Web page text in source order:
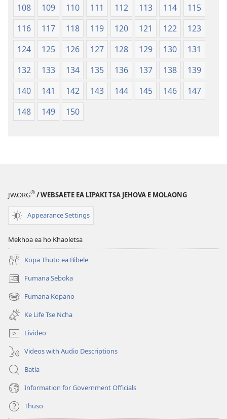
108
109 110 111 112 113 114
115
116
117 118 119 120 121 122
123
124
125 126 127 128 129 130
131
132
133 134 135 136 137 138
139
140
141 142 143 144 145 146
147
148
149 150
JW.ORG® / WEBSAETE EA LIPAKI TSA JEHOVA E MOLAONG
Appearance Settings
Mekhoa ea ho Khaoletsa
Kōpa Thuto ea Bibele
Fumana Seboka
(opens
new
window)
Fumana Kopano
(opens
new
window)
Ke Life Tse Ncha
Livideo
Videos with Audio Descriptions
Batla
Information for Government Officials
Thuso